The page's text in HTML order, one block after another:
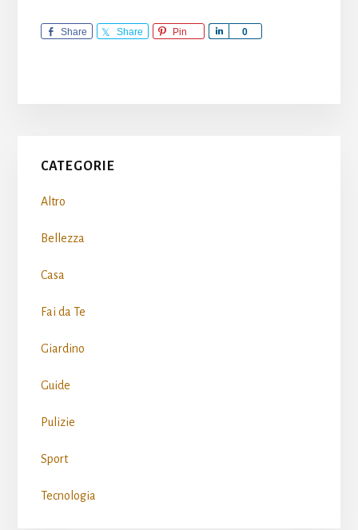
Share Share Pin 0
Primary
Sidebar
CATEGORIE
Altro
Bellezza
Casa
Fai da Te
Giardino
Guide
Pulizie
Sport
Tecnologia